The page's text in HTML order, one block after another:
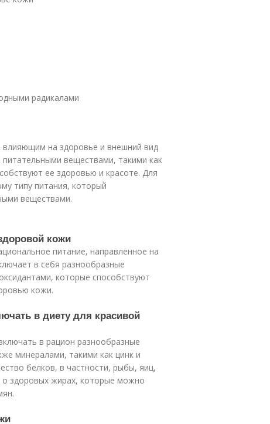
радикалами
на здоровье и внешний вид
веществами, такими как
ее здоровью и красоте. Для
типу питания, который
веществами.
кожи
питание, направленное на
в себя разнообразные
которые способствуют
кожи.
в диету для красивой
в рацион разнообразные
минералами, такими как цинк и
белков, в частности, рыбы, яиц,
здоровых жирах, которые можно